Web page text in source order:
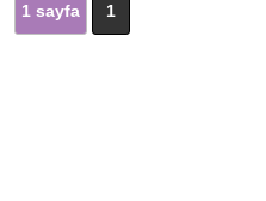
1 sayfa 1